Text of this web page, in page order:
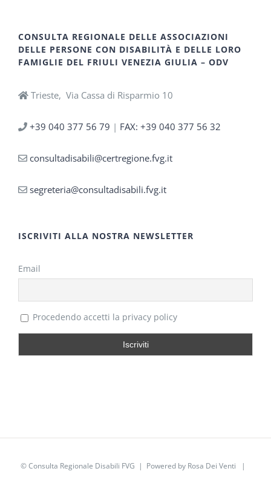
CONSULTA REGIONALE DELLE ASSOCIAZIONI
DELLE PERSONE CON DISABILITÀ E DELLE LORO
FAMIGLIE DEL FRIULI VENEZIA GIULIA – ODV
Trieste, Via Cassa di Risparmio 10
+39 040 377 56 79 | FAX: +39 040 377 56 32
consultadisabili@certregione.fvg.it
segreteria@consultadisabili.fvg.it
ISCRIVITI ALLA NOSTRA NEWSLETTER
Email
Procedendo accetti la privacy policy
©Consulta Regionale Disabili FVG | Powered by Rosa Dei Venti |